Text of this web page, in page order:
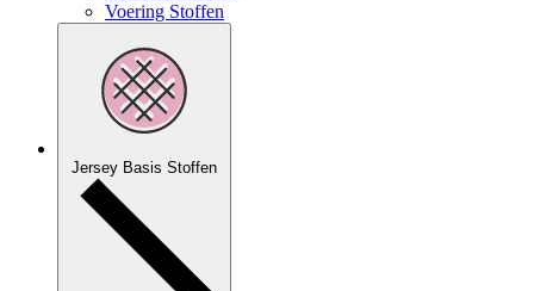
Voering Stoffen
Jersey Basis Stoffen